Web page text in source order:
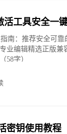
活工具安全一
南：推荐安全可靠
业编辑精选正版
58字）
密钥使用教程